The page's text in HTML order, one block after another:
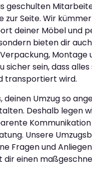
geschulten
zur Seite. Wir
deiner Möbel und
bieten dir
Montage
sicher sein, dass
transportiert wird.
deinen Umzug so
Deshalb legen
Unsere
Fragen und
dir einen